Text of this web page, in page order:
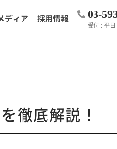
ディア 採用情報 03-
受付 : 平
徹底解説！